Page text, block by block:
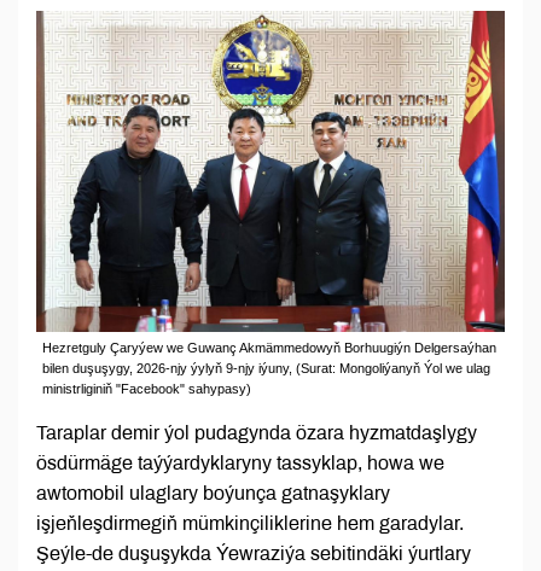
Hezretguly Çaryýew we Guwanç Akmämmedowyň Borhuugiýn Delgersaýhan
bilen duşuşygy, 2026-njy ýylyň 9-njy iýuny, (Surat: Mongoliýanyň Ýol we ulag
ministrliginiň "Facebook" sahypasy)
Taraplar demir ýol pudagynda özara hyzmatdaşlygy
ösdürmäge taýýardyklaryny tassyklap, howa we
awtomobil ulaglary boýunça gatnaşyklary
işjeňleşdirmegiň mümkinçiliklerine hem garadylar.
Şeýle-de duşuşykda Ýewraziýa sebitindäki ýurtlary